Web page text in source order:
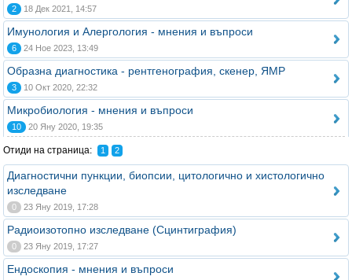
2 18 Дек 2021, 14:57
Имунология и Алергология - мнения и въпроси
6 24 Ное 2023, 13:49
Образна диагностика - рентгенография, скенер, ЯМР
3 10 Окт 2020, 22:32
Микробиология - мнения и въпроси
10 20 Яну 2020, 19:35
Отиди на страница: 1 2
Диагностични пункции, биопсии, цитологично и хистологично
изследване
0 23 Яну 2019, 17:28
Радиоизотопно изследване (Сцинтиграфия)
0 23 Яну 2019, 17:27
Ендоскопия - мнения и въпроси